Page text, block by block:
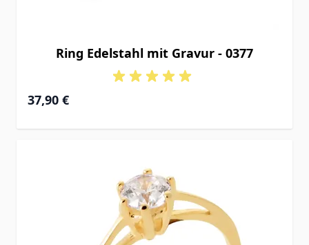
Ring Edelstahl mit Gravur - 0377
37,90 €